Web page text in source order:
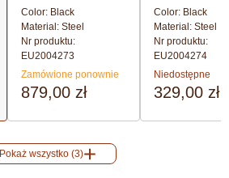
Color: Black
Material: Steel
Nr produktu:
EU2004273
Zamówione ponownie
879,00 zł
Color: Black
Material: Steel
Nr produktu:
EU2004274
Niedostępne
329,00 zł
Pokaż wszystko (3)